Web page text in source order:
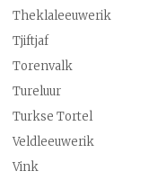
Theklaleeuwerik
Tjiftjaf
Torenvalk
Tureluur
Turkse Tortel
Veldleeuwerik
Vink